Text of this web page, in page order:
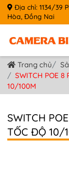
Địa chỉ: 1134/39
Hòa, Đồng Nai
Trang chủ
SWITCH POE 8
10/100M
SWITCH
TỐC ĐỘ 10/